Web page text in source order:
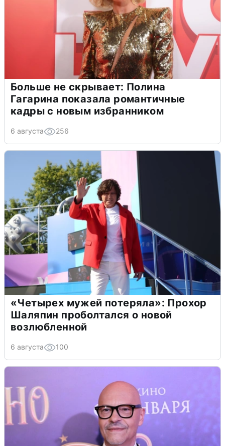
Больше не скрывает: Полина
Гагарина показала романтичные
кадры с новым избранником
6 августа 256
«Четырех мужей потеряла»: Прохор
Шаляпин проболтался о новой
возлюбленной
6 августа 100